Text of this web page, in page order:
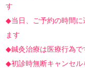
す
◆当日、ご予約の時間に
ます
◆鍼灸治療は医療行為で
◆初診時無断キャンセル